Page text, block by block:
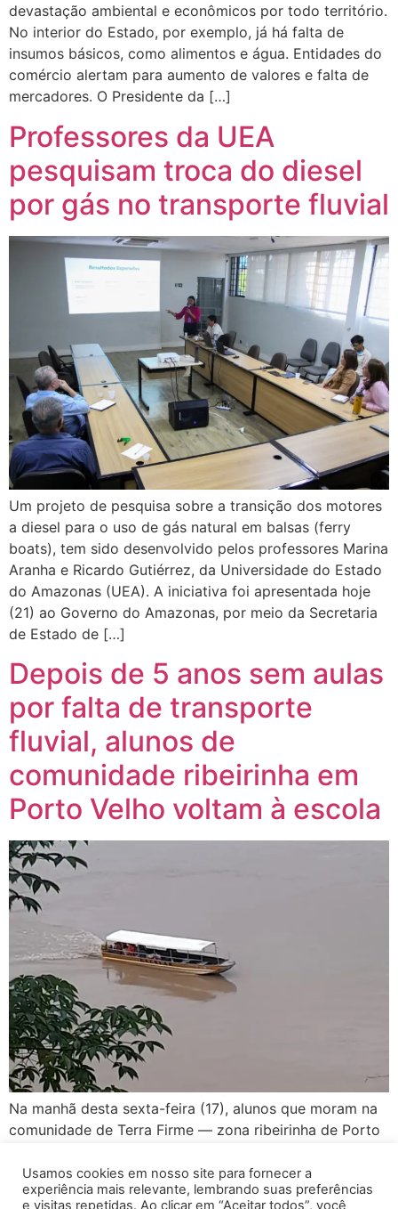
devastação ambiental e econômicos por todo território.
No interior do Estado, por exemplo, já há falta de
insumos básicos, como alimentos e água. Entidades do
comércio alertam para aumento de valores e falta de
mercadores. O Presidente da […]
Professores da UEA
pesquisam troca do diesel
por gás no transporte fluvial
Um projeto de pesquisa sobre a transição dos motores
a diesel para o uso de gás natural em balsas (ferry
boats), tem sido desenvolvido pelos professores Marina
Aranha e Ricardo Gutiérrez, da Universidade do Estado
do Amazonas (UEA). A iniciativa foi apresentada hoje
(21) ao Governo do Amazonas, por meio da Secretaria
de Estado de […]
Depois de 5 anos sem aulas
por falta de transporte
fluvial, alunos de
comunidade ribeirinha em
Porto Velho voltam à escola
Na manhã desta sexta-feira (17), alunos que moram na
comunidade de Terra Firme — zona ribeirinha de Porto
mais de quatro anos: o cruzamento do Rio Madeira até
a escola. Eles ficaram todos esses anos sem frequentar
Usamos cookies em nosso site para fornecer a
experiência mais relevante, lembrando suas preferências
e visitas repetidas. Ao clicar em “Aceitar todos”, você